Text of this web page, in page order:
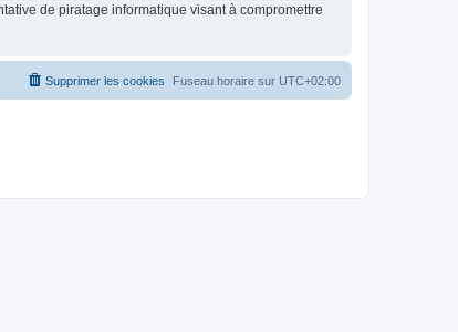
de piratage informatique visant à compromettre
Fuseau horaire sur UTC+02:00
Supprimer les cookies